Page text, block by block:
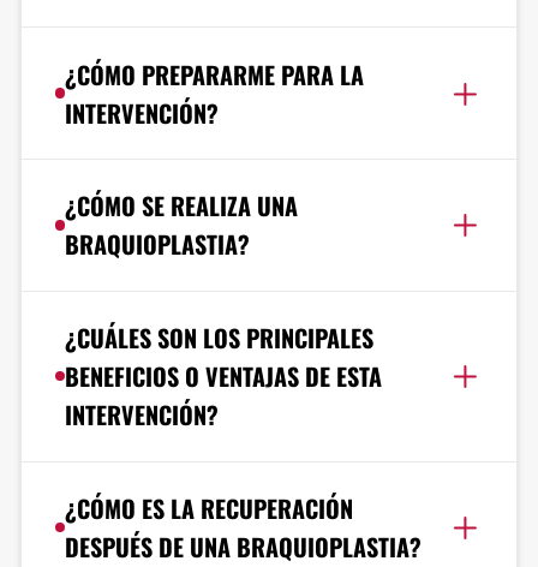
¿CÓMO PREPARARME PARA LA
INTERVENCIÓN?
¿CÓMO SE REALIZA UNA
BRAQUIOPLASTIA?
¿CUÁLES SON LOS PRINCIPALES
BENEFICIOS O VENTAJAS DE ESTA
INTERVENCIÓN?
¿CÓMO ES LA RECUPERACIÓN
DESPUÉS DE UNA BRAQUIOPLASTIA?